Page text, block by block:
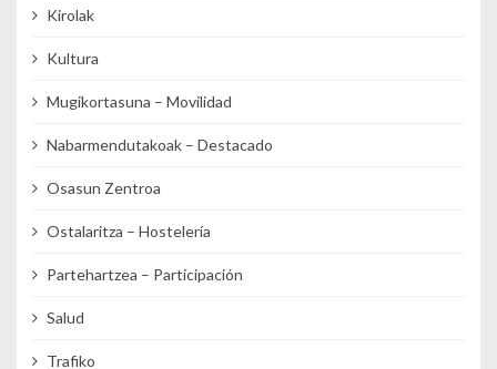
Kirolak
Kultura
Mugikortasuna – Movilidad
Nabarmendutakoak – Destacado
Osasun Zentroa
Ostalaritza – Hostelería
Partehartzea – Participación
Salud
Trafiko